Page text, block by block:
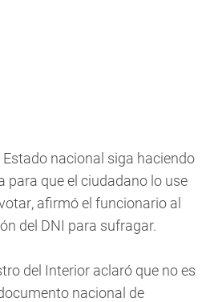
Estado nacional siga haciendo
para que el ciudadano lo use
afirmó el funcionario al
del DNI para sufragar.
del Interior aclaró que no es
nacional de